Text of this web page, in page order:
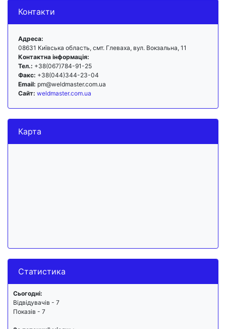
Контакти
Адреса:
08631 Київська область, смт. Глеваха, вул. Вокзальна, 11
Контактна інформація:
Тел.: +38(067)784-91-25
Факс: +38(044)344-23-04
Email: pm@weldmaster.com.ua
Сайт: weldmaster.com.ua
Карта
Статистика
Сьогодні:
Відвідувачів - 7
Показів - 7